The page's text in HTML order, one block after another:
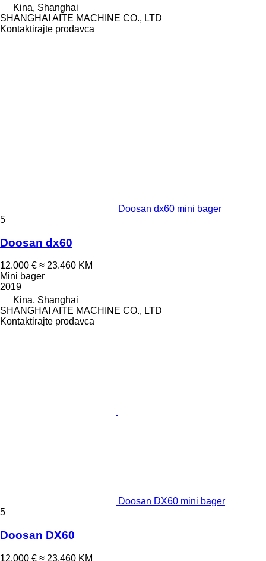
Kina, Shanghai
SHANGHAI AITE MACHINE CO., LTD
Kontaktirajte prodavca
Doosan dx60 mini bager
5
Doosan dx60
12.000 € ≈ 23.460 KM
Mini bager
2019
Kina, Shanghai
SHANGHAI AITE MACHINE CO., LTD
Kontaktirajte prodavca
Doosan DX60 mini bager
5
Doosan DX60
12.000 € ≈ 23.460 KM